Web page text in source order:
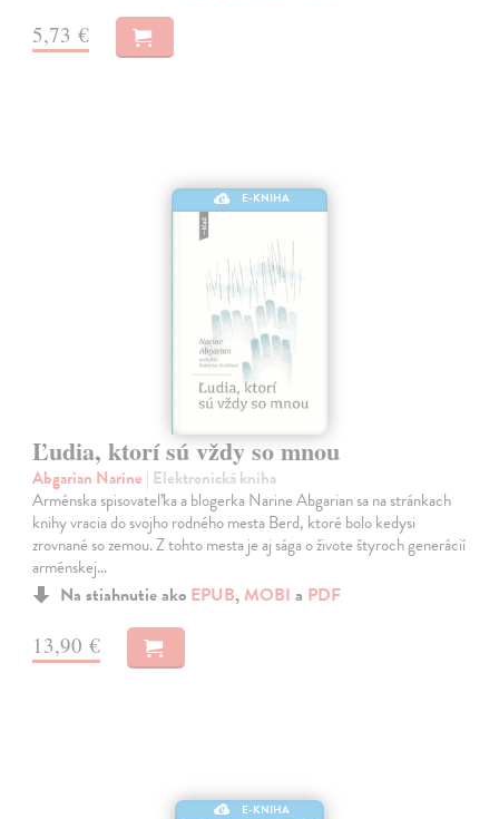
5,73 €
E-KNIHA
Ľudia, ktorí sú vždy so mnou
Abgarian Narine | Elektronická kniha
Arménska spisovateľka a blogerka Narine Abgarian sa na stránkach
knihy vracia do svojho rodného mesta Berd, ktoré bolo kedysi
zrovnané so zemou. Z tohto mesta je aj sága o živote štyroch generácií
arménskej…
Na stiahnutie ako EPUB, MOBI a PDF
13,90 €
E-KNIHA